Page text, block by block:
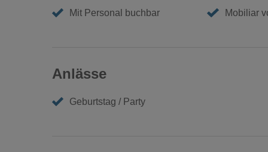
Mit Personal buchbar Mobiliar
Anlässe
Geburtstag / Party